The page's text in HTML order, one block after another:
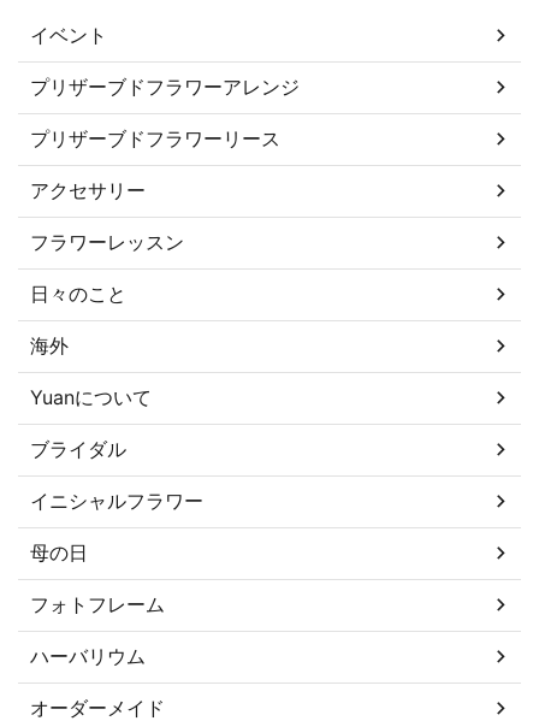
イベント
プリザーブドフラワーアレンジ
プリザーブドフラワーリース
アクセサリー
フラワーレッスン
日々のこと
海外
Yuanについて
ブライダル
イニシャルフラワー
母の日
フォトフレーム
ハーバリウム
オーダーメイド